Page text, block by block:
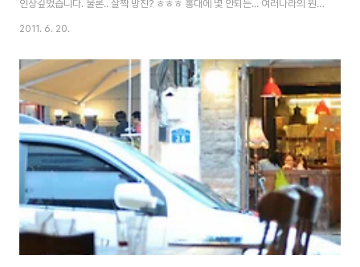
인상깊었습니다. 물론.. 살짝 망친? ㅎㅎㅎ 홍대에 몇 안되는... 여러나라의 원
두를 감상할 수 있는 곳!!! 이곳이 아닐까 생각이 듭니다. 뭐 하도 많은 포스팅이
70 F2.8 EX DG 2011-06-01
2011. 6. 20.